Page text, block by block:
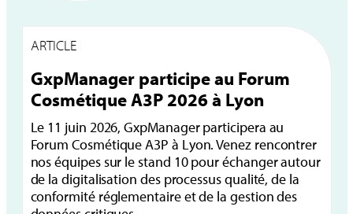
ARTICLE
GxpManager participe au Forum
Cosmétique A3P 2026 à Lyon
Le 11 juin 2026, GxpManager participera au
Forum Cosmétique A3P à Lyon. Venez rencontrer
nos équipes sur le stand 10 pour échanger autour
de la digitalisation des processus qualité, de la
conformité réglementaire et de la gestion des